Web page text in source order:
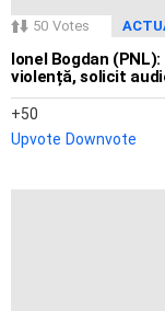
50 Votes
Ionel Bogdan
violență, solicit
50
Upvote Downvote